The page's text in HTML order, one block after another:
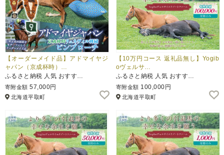
【オーダーメイド品】アドマイヤジ
ャパン（京成杯時）…
ふるさと納税 人気 おすす…
寄附金額 57,000円
北海道平取町
【10万円コース 返礼品無し】Yogib
oヴェルサ…
ふるさと納税 人気 おすす…
寄附金額 100,000円
北海道平取町